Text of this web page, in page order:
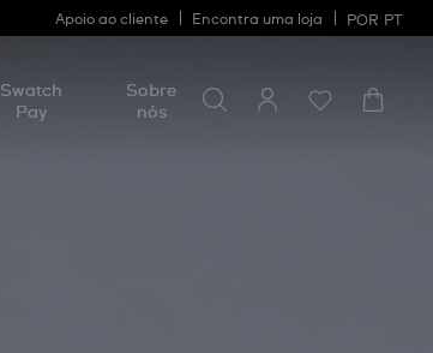
Apoio ao cliente Encontra uma loja POR PT
Swatch
Pay
Sobre
nós
por
algo